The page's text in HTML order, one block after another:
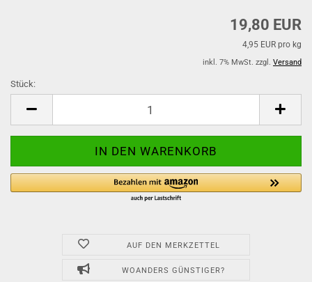
19,80 EUR
4,95 EUR pro kg
inkl. 7% MwSt. zzgl. Versand
Stück:
AUF DEN MERKZETTEL
WOANDERS GÜNSTIGER?